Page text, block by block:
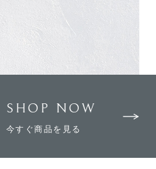
SHOP NOW
今すぐ商品を見る